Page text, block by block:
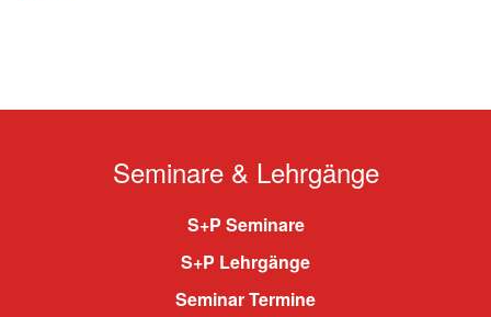
Seminare & Lehrgänge
S+P Seminare
S+P Lehrgänge
Seminar Termine